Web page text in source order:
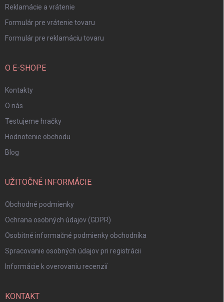
Reklamácie a vrátenie
Formulár pre vrátenie tovaru
Formulár pre reklamáciu tovaru
O E-SHOPE
Kontakty
O nás
Testujeme hračky
Hodnotenie obchodu
Blog
UŽITOČNÉ INFORMÁCIE
Obchodné podmienky
Ochrana osobných údajov (GDPR)
Osobitné informačné podmienky obchodníka
Spracovanie osobných údajov pri registrácii
Informácie k overovaniu recenzií
KONTAKT